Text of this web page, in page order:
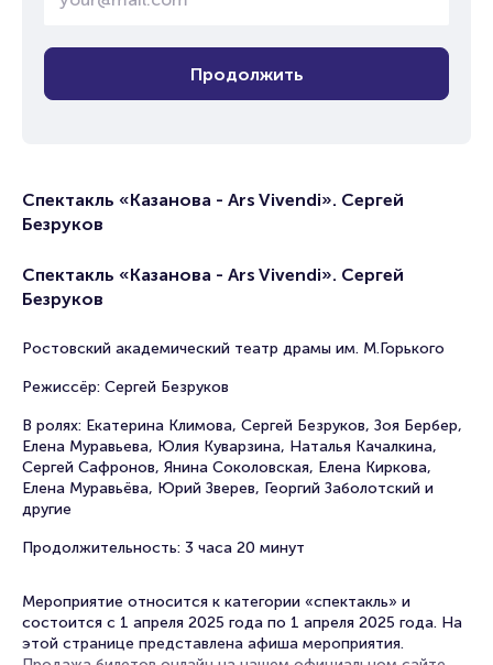
Продолжить
Спектакль «Казанова - Ars Vivendi». Сергей
Безруков
Спектакль «Казанова - Ars Vivendi». Сергей
Безруков
Ростовский академический театр драмы им. М.Горького
Режиссёр: Сергей Безруков
В ролях: Екатерина Климова, Сергей Безруков, Зоя Бербер,
Елена Муравьева, Юлия Куварзина, Наталья Качалкина,
Сергей Сафронов, Янина Соколовская, Елена Киркова,
Елена Муравьёва, Юрий Зверев, Георгий Заболотский и
другие
Продолжительность: 3 часа 20 минут
Мероприятие относится к категории «спектакль» и
состоится с 1 апреля 2025 года по 1 апреля 2025 года. На
этой странице представлена афиша мероприятия.